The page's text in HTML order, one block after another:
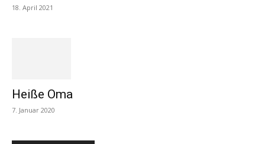
18. April 2021
Heiße Oma
7. Januar 2020